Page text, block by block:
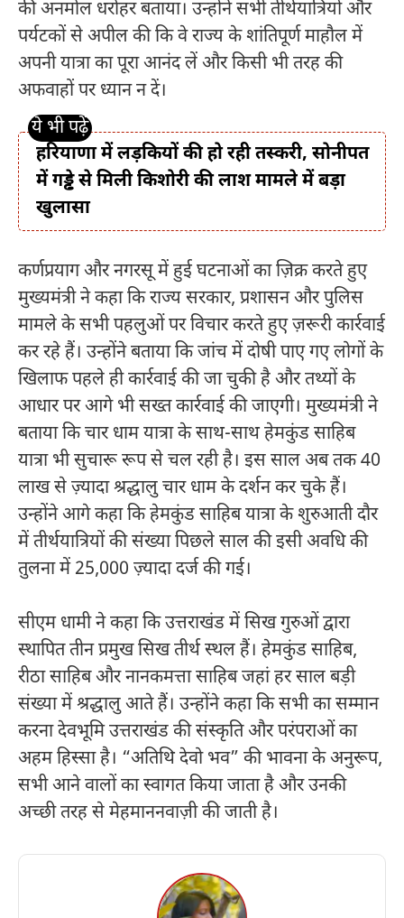
की अनमोल धरोहर बताया। उन्होंने सभी तीर्थयात्रियों और
पर्यटकों से अपील की कि वे राज्य के शांतिपूर्ण माहौल में
अपनी यात्रा का पूरा आनंद लें और किसी भी तरह की
अफवाहों पर ध्यान न दें।
हरियाणा में लड़कियों की हो रही तस्करी, सोनीपत
में गड्ढे से मिली किशोरी की लाश मामले में बड़ा
खुलासा
कर्णप्रयाग और नगरसू में हुई घटनाओं का ज़िक्र करते हुए
मुख्यमंत्री ने कहा कि राज्य सरकार, प्रशासन और पुलिस
मामले के सभी पहलुओं पर विचार करते हुए ज़रूरी कार्रवाई
कर रहे हैं। उन्होंने बताया कि जांच में दोषी पाए गए लोगों के
खिलाफ पहले ही कार्रवाई की जा चुकी है और तथ्यों के
आधार पर आगे भी सख्त कार्रवाई की जाएगी। मुख्यमंत्री ने
बताया कि चार धाम यात्रा के साथ-साथ हेमकुंड साहिब
यात्रा भी सुचारू रूप से चल रही है। इस साल अब तक 40
लाख से ज़्यादा श्रद्धालु चार धाम के दर्शन कर चुके हैं।
उन्होंने आगे कहा कि हेमकुंड साहिब यात्रा के शुरुआती दौर
में तीर्थयात्रियों की संख्या पिछले साल की इसी अवधि की
तुलना में 25,000 ज़्यादा दर्ज की गई।
सीएम धामी ने कहा कि उत्तराखंड में सिख गुरुओं द्वारा
स्थापित तीन प्रमुख सिख तीर्थ स्थल हैं। हेमकुंड साहिब,
रीठा साहिब और नानकमत्ता साहिब जहां हर साल बड़ी
संख्या में श्रद्धालु आते हैं। उन्होंने कहा कि सभी का सम्मान
करना देवभूमि उत्तराखंड की संस्कृति और परंपराओं का
अहम हिस्सा है। “अतिथि देवो भव” की भावना के अनुरूप,
सभी आने वालों का स्वागत किया जाता है और उनकी
अच्छी तरह से मेहमाननवाज़ी की जाती है।